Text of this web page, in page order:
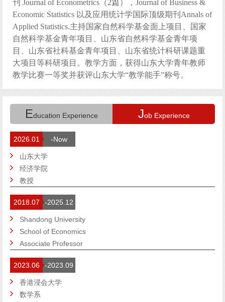
刊 Journal of Econometrics （2篇）， Journal of Business &
Economic Statistics 以及应用统计学国际顶级期刊 Annals of
Applied Statistics.主持国家自然科学基金面上项目、国家
自然科学基金青年项目、山东省自然科学基金青年项
目、山东省社科基金青年项目、山东省统计科研课题重
大项目等科研项目。教学方面，获得山东大学青年教师
教学比赛一等奖并获评山东大学“教学能手”称号。
Education Experience Job Experience
2026.01 -Now
山东大学
经济学院
教授
2018.07 -2025.12
Shandong University
School of Economics
Associate Professor
2023.06 -2023.09
香港浸会大学
数学系